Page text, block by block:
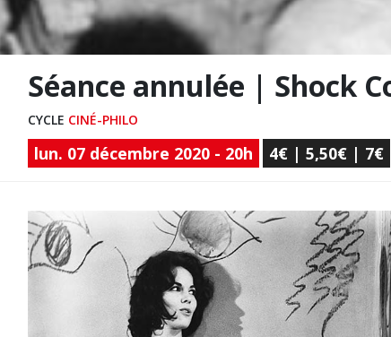
Séance annulée | Shock
CYCLE CINÉ-PHILO
lun. 07 décembre 2020 - 20h 4€ | 5,50€ | 7€